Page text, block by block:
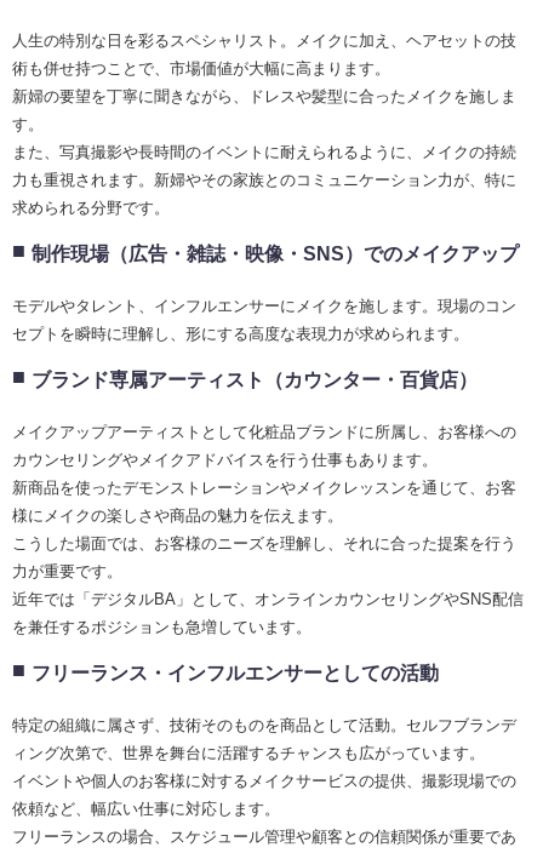
人生の特別な日を彩るスペシャリスト。メイクに加え、ヘアセットの技
術も併せ持つことで、市場価値が大幅に高まります。
新婦の要望を丁寧に聞きながら、ドレスや髪型に合ったメイクを施しま
す。
また、写真撮影や長時間のイベントに耐えられるように、メイクの持続
力も重視されます。新婦やその家族とのコミュニケーション力が、特に
求められる分野です。
制作現場（広告・雑誌・映像・SNS）でのメイクアップ
モデルやタレント、インフルエンサーにメイクを施します。現場のコン
セプトを瞬時に理解し、形にする高度な表現力が求められます。
ブランド専属アーティスト（カウンター・百貨店）
メイクアップアーティストとして化粧品ブランドに所属し、お客様への
カウンセリングやメイクアドバイスを行う仕事もあります。
新商品を使ったデモンストレーションやメイクレッスンを通じて、お客
様にメイクの楽しさや商品の魅力を伝えます。
こうした場面では、お客様のニーズを理解し、それに合った提案を行う
力が重要です。
近年では「デジタルBA」として、オンラインカウンセリングやSNS配信
を兼任するポジションも急増しています。
フリーランス・インフルエンサーとしての活動
特定の組織に属さず、技術そのものを商品として活動。セルフブランデ
ィング次第で、世界を舞台に活躍するチャンスも広がっています。
イベントや個人のお客様に対するメイクサービスの提供、撮影現場での
依頼など、幅広い仕事に対応します。
フリーランスの場合、スケジュール管理や顧客との信頼関係が重要であ